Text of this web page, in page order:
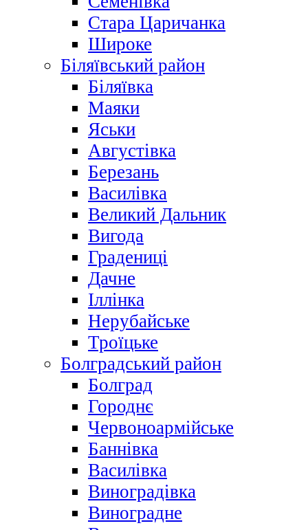
Стара Царичанка
Широке
Біляївський район
Біляївка
Маяки
Яськи
Августівка
Березань
Василівка
Великий Дальник
Вигода
Градениці
Дачне
Іллінка
Нерубайське
Троїцьке
Болградський район
Болград
Городнє
Червоноармійське
Баннівка
Василівка
Виноградівка
Виноградне